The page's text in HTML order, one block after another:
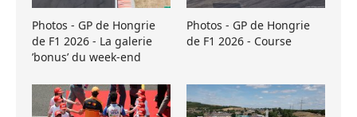
Photos - GP de Hongrie
de F1 2026 - La galerie
’bonus’ du week-end
Photos - GP de Hongrie
de F1 2026 - Course